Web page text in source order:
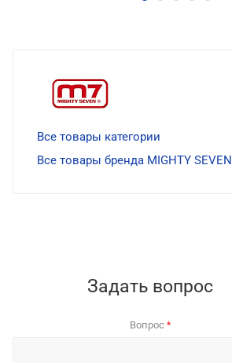
Все товары категории
Все товары бренда MIGHTY SEVEN
Задать вопрос
Вопрос *